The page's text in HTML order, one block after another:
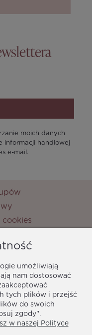
moich danych
informacji handlowej
e-mail.
33
umożliwiają
nam dostosować
tych plików i przejść
do swoich
zgody".
w naszej Polityce